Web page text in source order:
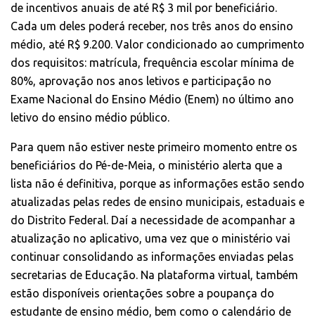
de incentivos anuais de até R$ 3 mil por beneficiário.
Cada um deles poderá receber, nos três anos do ensino
médio, até R$ 9.200. Valor condicionado ao cumprimento
dos requisitos: matrícula, frequência escolar mínima de
80%, aprovação nos anos letivos e participação no
Exame Nacional do Ensino Médio (Enem) no último ano
letivo do ensino médio público.
Para quem não estiver neste primeiro momento entre os
beneficiários do Pé-de-Meia, o ministério alerta que a
lista não é definitiva, porque as informações estão sendo
atualizadas pelas redes de ensino municipais, estaduais e
do Distrito Federal. Daí a necessidade de acompanhar a
atualização no aplicativo, uma vez que o ministério vai
continuar consolidando as informações enviadas pelas
secretarias de Educação. Na plataforma virtual, também
estão disponíveis orientações sobre a poupança do
estudante de ensino médio, bem como o calendário de